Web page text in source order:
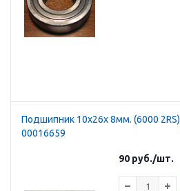
Подшипник 10х26х 8мм. (6000
00016659
90 руб./шт.